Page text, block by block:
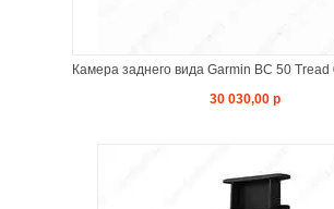
Камера заднего вида Garmin BC 50
30 030,00 р